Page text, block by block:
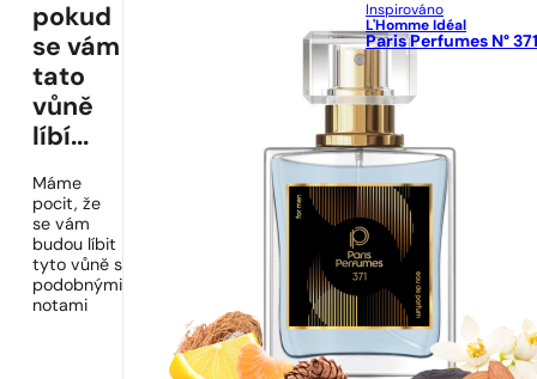
pokud
se vám
tato
vůně
líbí...
Máme
pocit, že
se vám
budou líbit
tyto vůně s
podobnými
notami
Inspirováno
L'Homme Idéal
Paris Perfumes N°